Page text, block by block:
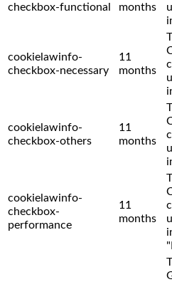
checkbox-functional
months
cookielawinfo-
checkbox-necessary
11
months
cookielawinfo-
checkbox-others
11
months
cookielawinfo-
checkbox-
performance
11
months